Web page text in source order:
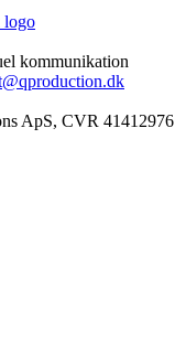
kommunikation
ApS, CVR 41412976